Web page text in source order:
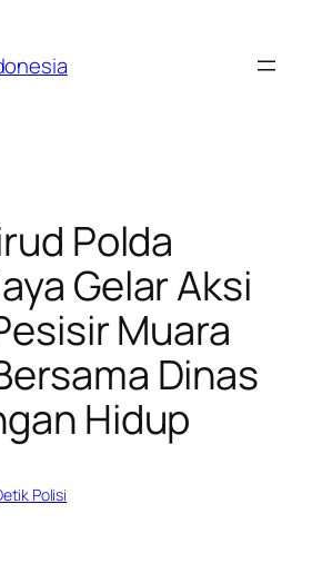
Polda
Gelar Aksi
Muara
Dinas
Hidup
Polisi